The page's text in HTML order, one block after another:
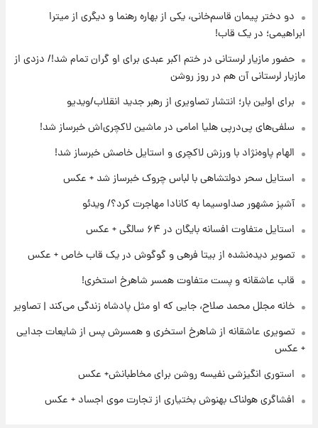
لیونل مسی عزادار شد! + جزئیات
۲۱ ساعت پیش
لحظه برخورد رعد و برق به ساختمان مرکز تجارت
جهانی در آمریکا + فیلم
۲۱ ساعت پیش
برای اولین بار؛ انتشار تصاویری از رهبر جدید
انقلاب/ویدیو
تصاویر عمامه بستن به شیوه خاتمی/ویدیو
دو دختر پیمان قاسم‌خانی، یکی از بهاره رهنما و دیگری از میترا
ابراهیمی؛ در یک قاب!
حضور مازیار لرستانی در ختم اکبر عبدی برای او گران تمام شد!/ دزدی از
مازیار لرستانی آن هم در روز روشن
برای اولین بار؛ انتشار تصاویری از رهبر جدید انقلاب/ویدیو
سلفی‌های پی‌درپی هلیا امامی در ماشین لاکچری‌اش خبرساز شد!
الهام پاوه‌نژاد با ورزش لاکچری و استایل خاصش خبرساز شد!
استایل سحر دولتشاهی با لباس چروک خبرساز شد + عکس
آشپز مشهور صداوسیما به کانادا مهاجرت کرد؟/ ویدئو
استایل متفاوت افسانه بایگان در ۶۴ سالگی + عکس
تصویر دیده‌نشده از بیتا فرهی و گوگوش در یک قاب خاص + عکس
قاب عاشقانه و پست متفاوت همسر شاهرخ استخری!
خانه مجلل محمد صلاح، جایی که او مثل پادشاه زندگی می‌کند | تصاویر
تصویری عاشقانه از شاهرخ استخری و همسرش پس از شایعات جدایی
+ عکس
استوری انگیزشی نفیسه روشن برای مخاطبانش+ عکس
افشاگری هولناک بهنوش بختیاری از تجارت موی اجساد + عکس